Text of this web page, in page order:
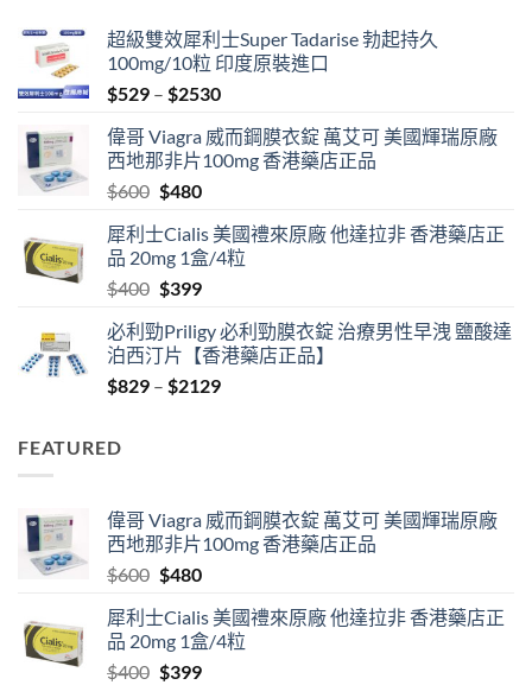
超級雙效犀利士Super Tadarise 勃起持久
100mg/10粒 印度原裝進口
$529 – $2530Price
$529
through
偉哥 Viagra 威而鋼膜衣錠 萬艾可 美國輝瑞原廠
西地那非片100mg 香港藥店正品
$600 Original
was:
$600.
$480Current
is:
$480.
犀利士Cialis 美國禮來原廠 他達拉非 香港藥店正
品 20mg 1盒/4粒
$400 Original
was:
$400.
$399Current
is:
$399.
必利勁Priligy 必利勁膜衣錠 治療男性早洩 鹽酸達
泊西汀片【香港藥店正品】
$829 – $2129Price
FEATURED
偉哥 Viagra 威而鋼膜衣錠 萬艾可 美國輝瑞原廠
西地那非片100mg 香港藥店正品
$600 Original
was:
$600.
$480Current
is:
$480.
犀利士Cialis 美國禮來原廠 他達拉非 香港藥店正
品 20mg 1盒/4粒
$400 Original
$399Current